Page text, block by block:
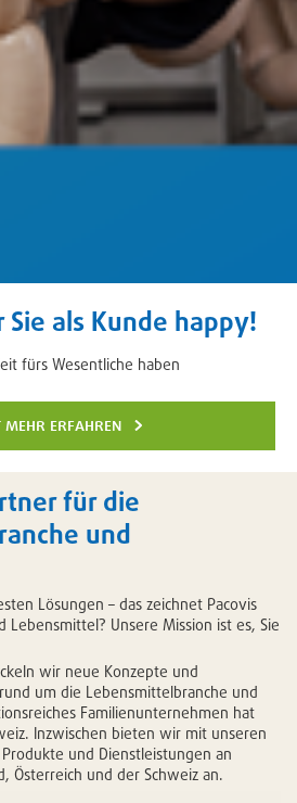
Sie als Kunde happy!
fürs Wesentliche haben
mehr erfahren
für die
und
Lösungen – das zeichnet Pacovis
Lebensmittel? Unsere Mission ist es, Sie
wir neue Konzepte und
um die Lebensmittelbranche und
Familienunternehmen hat
Inzwischen bieten wir mit unseren
und Dienstleistungen an
Österreich und der Schweiz an.